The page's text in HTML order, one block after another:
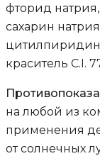
фторид натрия,
сахарин
краситель C.I.
на любой из
применения
от солнечных